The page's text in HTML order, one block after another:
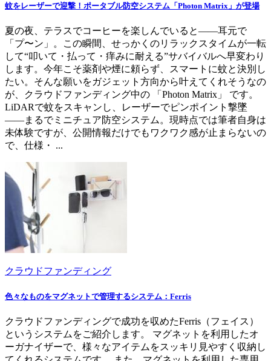
蚊をレーザーで迎撃！ポータブル防空システム「Photon Matrix」が登場
夏の夜、テラスでコーヒーを楽しんでいると――耳元で
「プ〜ン」。この瞬間、せっかくのリラックスタイムが一転
して“叩いて・払って・痒みに耐える”サバイバルへ早変わり
します。今年こそ薬剤や煙に頼らず、スマートに蚊と決別し
たい。そんな願いをガジェット方向から叶えてくれそうなの
が、クラウドファンディング中の 「Photon Matrix」 です。
LiDARで蚊をスキャンし、レーザーでピンポイント撃墜
――まるでミニチュア防空システム。現時点では筆者自身は
未体験ですが、公開情報だけでもワクワク感が止まらないの
で、仕様・ ...
クラウドファンディング
色々なものをマグネットで管理するシステム：Ferris
クラウドファンディングで成功を収めたFerris（フェイス）
というシステムをご紹介します。 マグネットを利用したオ
ーガナイザーで、様々なアイテムをスッキリ見やすく収納し